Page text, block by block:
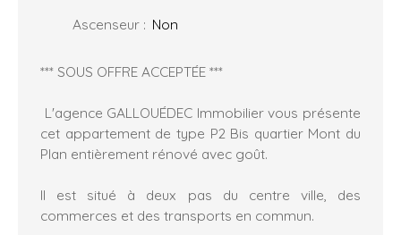
Ascenseur : Non
*** SOUS OFFRE ACCEPTÉE ***
L'agence GALLOUÉDEC Immobilier vous présente
cet appartement de type P2 Bis quartier Mont du
Plan entièrement rénové avec goût.
Il est situé à deux pas du centre ville, des
commerces et des transports en commun.